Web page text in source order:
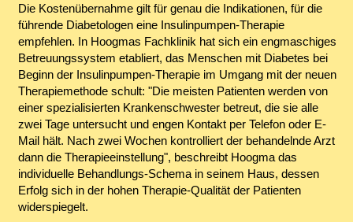
Die Kostenübernahme gilt für genau die Indikationen, für die
führende Diabetologen eine Insulinpumpen-Therapie
empfehlen. In Hoogmas Fachklinik hat sich ein engmaschiges
Betreuungssystem etabliert, das Menschen mit Diabetes bei
Beginn der Insulinpumpen-Therapie im Umgang mit der neuen
Therapiemethode schult: "Die meisten Patienten werden von
einer spezialisierten Krankenschwester betreut, die sie alle
zwei Tage untersucht und engen Kontakt per Telefon oder E-
Mail hält. Nach zwei Wochen kontrolliert der behandelnde Arzt
dann die Therapieeinstellung", beschreibt Hoogma das
individuelle Behandlungs-Schema in seinem Haus, dessen
Erfolg sich in der hohen Therapie-Qualität der Patienten
widerspiegelt.